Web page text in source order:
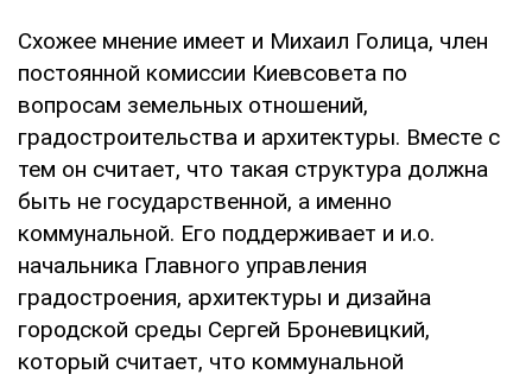
Схожее мнение имеет и Михаил Голица, член
постоянной комиссии Киевсовета по
вопросам земельных отношений,
градостроительства и архитектуры. Вместе с
тем он считает, что такая структура должна
быть не государственной, а именно
коммунальной. Его поддерживает и и.о.
начальника Главного управления
градостроения, архитектуры и дизайна
городской среды Сергей Броневицкий,
который считает, что коммунальной